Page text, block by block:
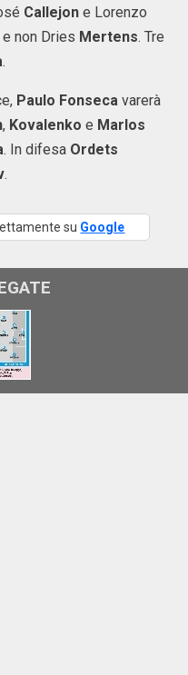
Callejon e Lorenzo
e non Dries Mertens. Tre
.
Paulo Fonseca varerà
, Kovalenko e Marlos
. In difesa Ordets
.
su Google